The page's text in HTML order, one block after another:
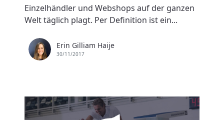
Einzelhändler und Webshops auf der ganzen
Welt täglich plagt. Per Definition ist ein...
Erin Gilliam Haije
30/11/2017